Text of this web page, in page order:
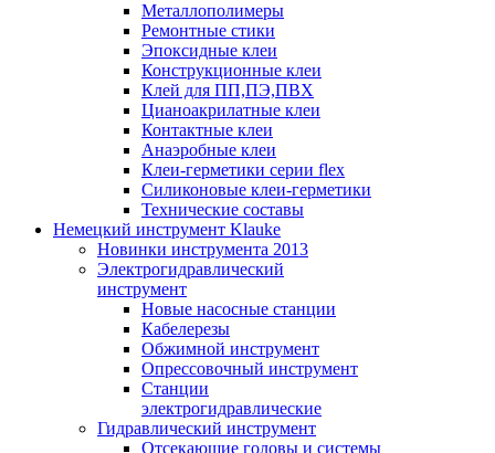
Металлополимеры
Ремонтные стики
Эпоксидные клеи
Конструкционные клеи
Клей для ПП,ПЭ,ПВХ
Цианоакрилатные клеи
Контактные клеи
Анаэробные клеи
Клеи-герметики серии flex
Силиконовые клеи-герметики
Технические составы
Немецкий инструмент Klauke
Новинки инструмента 2013
Электрогидравлический
инструмент
Новые насосные станции
Кабелерезы
Обжимной инструмент
Опрессовочный инструмент
Станции
электрогидравлические
Гидравлический инструмент
Отсекающие головы и системы